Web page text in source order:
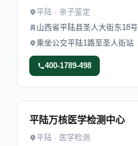
平陆 · 亲子鉴定
山西省平陆县圣人大街东18号
乘坐公交平陆1路至圣人街站
400-1789-498
平陆万核医学检测中心
平陆 · 医学检测